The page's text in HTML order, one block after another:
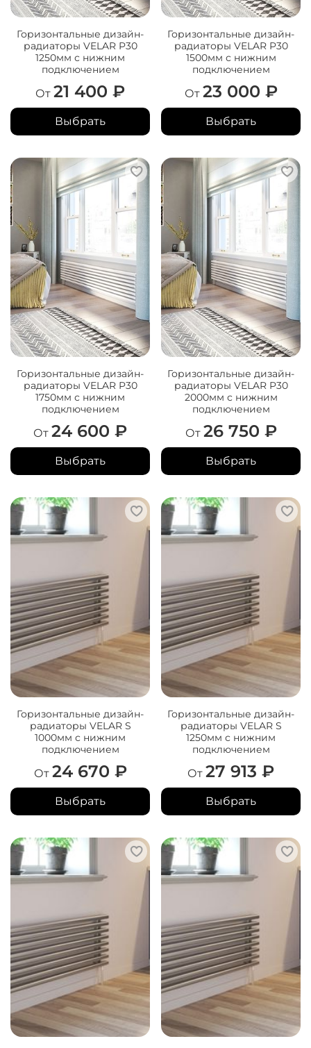
Горизонтальные дизайн-
радиаторы VELAR P30
1250мм с нижним
подключением
От 21 400 ₽
Выбрать
Горизонтальные дизайн-
радиаторы VELAR P30
1500мм с нижним
подключением
От 23 000 ₽
Выбрать
Горизонтальные дизайн-
радиаторы VELAR P30
1750мм с нижним
подключением
От 24 600 ₽
Выбрать
Горизонтальные дизайн-
радиаторы VELAR P30
2000мм с нижним
подключением
От 26 750 ₽
Выбрать
Горизонтальные дизайн-
радиаторы VELAR S
1000мм с нижним
подключением
От 24 670 ₽
Выбрать
Горизонтальные дизайн-
радиаторы VELAR S
1250мм с нижним
подключением
От 27 913 ₽
Выбрать